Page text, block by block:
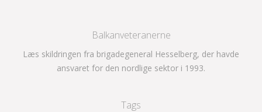
Balkanveteranerne
Læs skildringen fra brigadegeneral Hesselberg, der havde
ansvaret for den nordlige sektor i 1993.
Tags